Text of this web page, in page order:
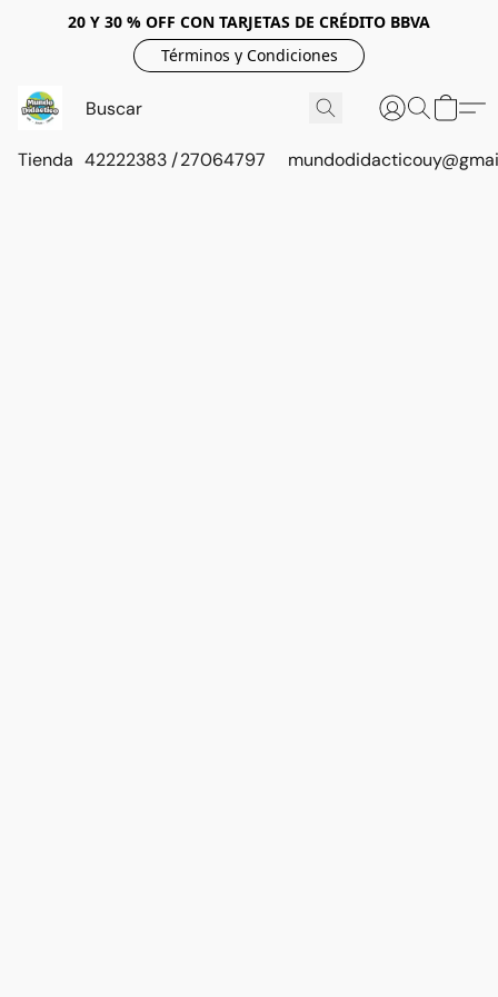
20 Y 30 % OFF CON TARJETAS DE CRÉDITO BBVA
Términos y Condiciones
Tienda 42222383 / 27064797